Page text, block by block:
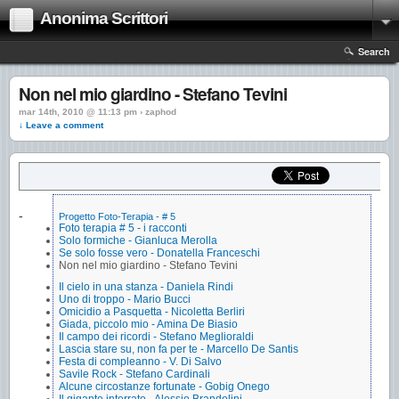
Anonima Scrittori
Search
Non nel mio giardino - Stefano Tevini
mar 14th, 2010 @ 11:13 pm › zaphod
↓ Leave a comment
Progetto Foto-Terapia - # 5
Foto terapia # 5 - i racconti
Solo formiche - Gianluca Merolla
Se solo fosse vero - Donatella Franceschi
Non nel mio giardino - Stefano Tevini
Il cielo in una stanza - Daniela Rindi
Uno di troppo - Mario Bucci
Omicidio a Pasquetta - Nicoletta Berliri
Giada, piccolo mio - Amina De Biasio
Il campo dei ricordi - Stefano Meglioraldi
Lascia stare su, non fa per te - Marcello De Santis
Festa di compleanno - V. Di Salvo
Savile Rock - Stefano Cardinali
Alcune circostanze fortunate - Gobig Onego
-